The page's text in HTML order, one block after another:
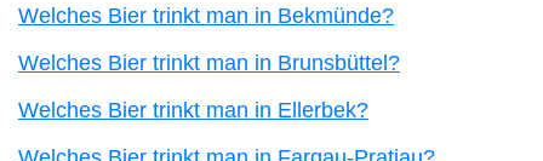
Welches Bier trinkt man in Bekmünde?
Welches Bier trinkt man in Brunsbüttel?
Welches Bier trinkt man in Ellerbek?